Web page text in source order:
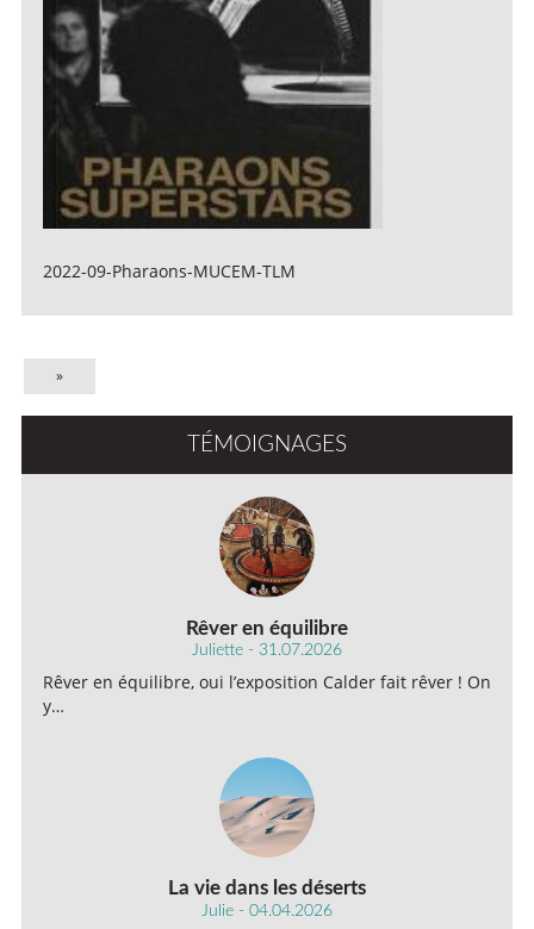
2022-09-Pharaons-MUCEM-TLM
»
TÉMOIGNAGES
Rêver en équilibre
Juliette - 31.07.2026
Rêver en équilibre, oui l’exposition Calder fait rêver ! On
y…
La vie dans les déserts
Julie - 04.04.2026